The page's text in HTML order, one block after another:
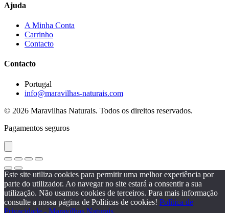
Ajuda
A Minha Conta
Carrinho
Contacto
Contacto
Portugal
info@maravilhas-naturais.com
© 2026 Maravilhas Naturais. Todos os direitos reservados.
Pagamentos seguros
Este site utiliza cookies para permitir uma melhor experiência por
parte do utilizador. Ao navegar no site estará a consentir a sua
utilização. Não usamos cookies de terceiros. Para mais informação
consulte a nossa página de Políticas de cookies! Política de
Privacidade - Maravilhas Naturais